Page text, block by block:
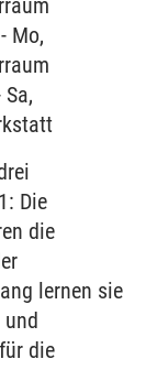
Mo,
Die
die
lernen sie
die